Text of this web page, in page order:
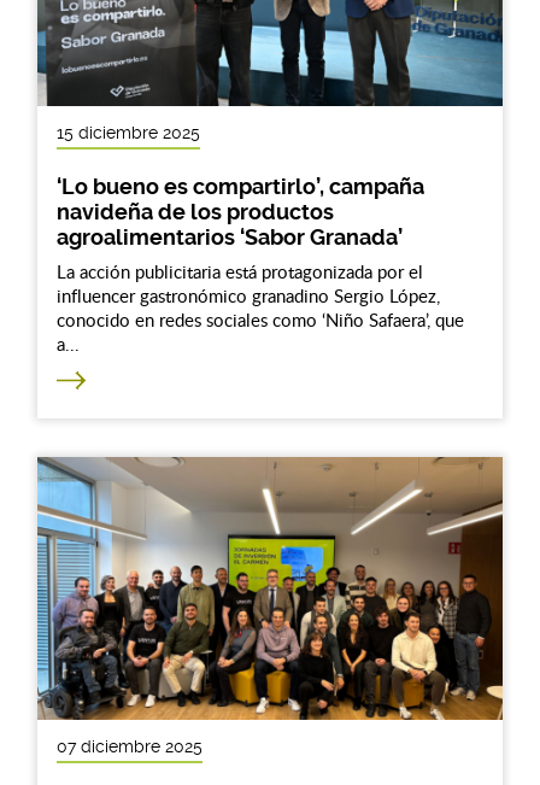
15 diciembre 2025
‘Lo bueno es compartirlo’, campaña
navideña de los productos
agroalimentarios ‘Sabor Granada’
La acción publicitaria está protagonizada por el
influencer gastronómico granadino Sergio López,
conocido en redes sociales como ‘Niño Safaera’, que
a...
07 diciembre 2025